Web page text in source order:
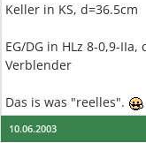
Keller in KS, d=36.5cm
EG/DG in HLz 8-0,9-
Verblender
Das is was "reelles".
10.06.2003